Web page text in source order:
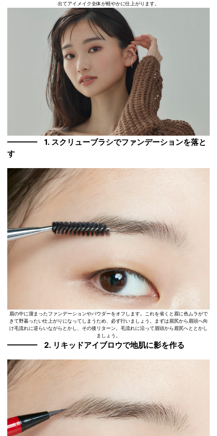
出てアイメイク全体が軽やかに仕上がります。
1. スクリューブラシでファンデーションを落と
す
眉の中に溜まったファンデーションやパウダーをオフします。これを省くと眉に色ムラがで
きて野暮ったい仕上がりになってしまうため、必ず行いましょう。まずは眉尻から眉頭へ向
け毛流れに逆らいながらとかし、その後リターン。毛流れに沿って眉頭から眉尻へととかし
ましょう。
2. リキッドアイブロウで地肌に影を作る